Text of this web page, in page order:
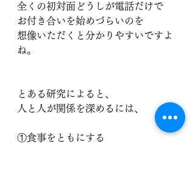
全くの初対面どうしが電話だけで
お付き合いを始めづらいのを
想像いただくと分かりやすいですよ
ね。
とある研究によると、
人と人が関係を深めるには、
①食事をともにする